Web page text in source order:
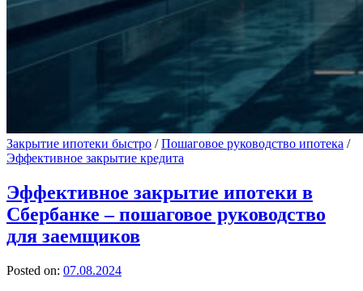
Закрытие ипотеки быстро /Пошаговое руководство ипотека /
Эффективное закрытие кредита
Эффективное закрытие ипотеки в
Сбербанке – пошаговое руководство
для заемщиков
Posted on: 07.08.2024